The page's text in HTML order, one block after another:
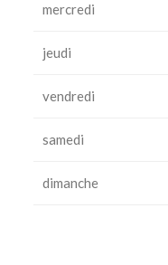
mercredi
jeudi
vendredi
samedi
dimanche